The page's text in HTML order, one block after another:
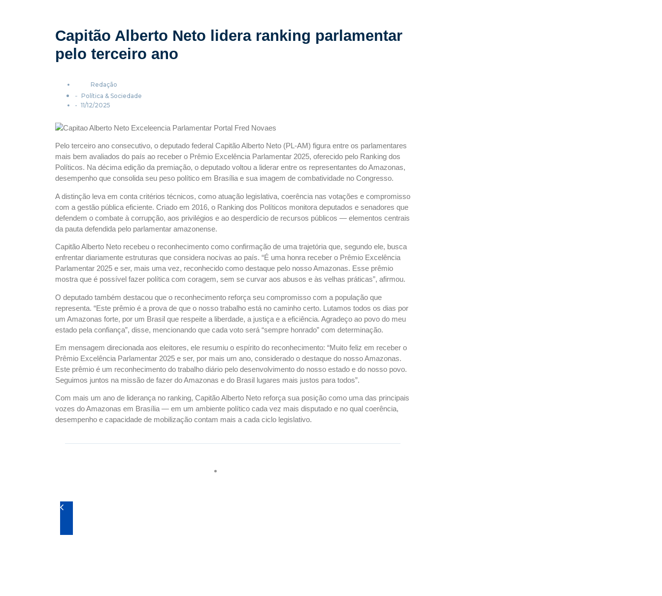
Capitão Alberto Neto lidera ranking parlamentar
pelo terceiro ano
Redação
- Política & Sociedade
- 11/12/2025
Pelo terceiro ano consecutivo, o deputado federal Capitão Alberto Neto (PL-AM) figura entre os parlamentares
mais bem avaliados do país ao receber o Prêmio Excelência Parlamentar 2025, oferecido pelo Ranking dos
Políticos. Na décima edição da premiação, o deputado voltou a liderar entre os representantes do Amazonas,
desempenho que consolida seu peso político em Brasília e sua imagem de combatividade no Congresso.
A distinção leva em conta critérios técnicos, como atuação legislativa, coerência nas votações e compromisso
com a gestão pública eficiente. Criado em 2016, o Ranking dos Políticos monitora deputados e senadores que
defendem o combate à corrupção, aos privilégios e ao desperdício de recursos públicos — elementos centrais
da pauta defendida pelo parlamentar amazonense.
Capitão Alberto Neto recebeu o reconhecimento como confirmação de uma trajetória que, segundo ele, busca
enfrentar diariamente estruturas que considera nocivas ao país. “É uma honra receber o Prêmio Excelência
Parlamentar 2025 e ser, mais uma vez, reconhecido como destaque pelo nosso Amazonas. Esse prêmio
mostra que é possível fazer política com coragem, sem se curvar aos abusos e às velhas práticas”, afirmou.
O deputado também destacou que o reconhecimento reforça seu compromisso com a população que
representa. “Este prêmio é a prova de que o nosso trabalho está no caminho certo. Lutamos todos os dias por
um Amazonas forte, por um Brasil que respeite a liberdade, a justiça e a eficiência. Agradeço ao povo do meu
estado pela confiança”, disse, mencionando que cada voto será “sempre honrado” com determinação.
Em mensagem direcionada aos eleitores, ele resumiu o espírito do reconhecimento: “Muito feliz em receber o
Prêmio Excelência Parlamentar 2025 e ser, por mais um ano, considerado o destaque do nosso Amazonas.
Este prêmio é um reconhecimento do trabalho diário pelo desenvolvimento do nosso estado e do nosso povo.
Seguimos juntos na missão de fazer do Amazonas e do Brasil lugares mais justos para todos”.
Com mais um ano de liderança no ranking, Capitão Alberto Neto reforça sua posição como uma das principais
vozes do Amazonas em Brasília — em um ambiente político cada vez mais disputado e no qual coerência,
desempenho e capacidade de mobilização contam mais a cada ciclo legislativo.